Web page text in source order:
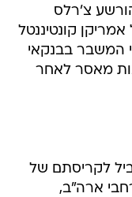
צ'רלס
קונטיננטל
המשבר בבנקאי
מאסר לאחר
של שנות ה-80 הוביל לקריסתם של
ברחבי ארה"ב,